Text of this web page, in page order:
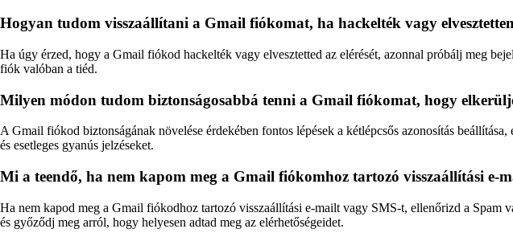
Hogyan tudom visszaállítani a Gmail fiókomat, ha hackelték vagy
Ha úgy érzed, hogy a Gmail fiókod hackelték vagy elvesztetted az elérését, azonnal próbálj meg
fiók valóban a tiéd.
Milyen módon tudom biztonságosabbá tenni a Gmail fiókomat, hogy
A Gmail fiókod biztonságának növelése érdekében fontos lépések a kétlépcsős azonosítás
és esetleges gyanús jelzéseket.
Mi a teendő, ha nem kapom meg a Gmail fiókomhoz tartozó visszaállítási e-
Ha nem kapod meg a Gmail fiókodhoz tartozó visszaállítási e-mailt vagy SMS-t, ellenőrizd a
és győződj meg arról, hogy helyesen adtad meg az elérhetőségeidet.